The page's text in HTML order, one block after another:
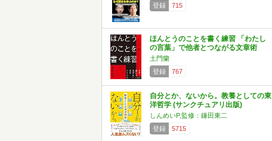
登録
715
ほんとうのことを書く練習 「わたし
の言葉」で他者とつながる文章術
土門蘭
登録
767
自分とか、ないから。教養としての東
洋哲学 (サンクチュアリ出版)
しんめいP,監修：鎌田東二
登録
5715